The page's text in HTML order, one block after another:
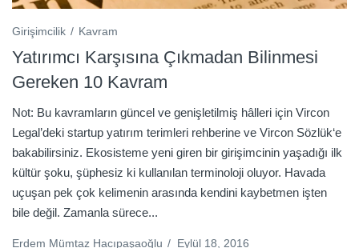
Girişimcilik Kavram
Yatırımcı Karşısına Çıkmadan Bilinmesi
Gereken 10 Kavram
Not: Bu kavramların güncel ve genişletilmiş hâlleri için Vircon
Legal’deki startup yatırım terimleri rehberine ve Vircon Sözlük‘e
bakabilirsiniz. Ekosisteme yeni giren bir girişimcinin yaşadığı ilk
kültür şoku, şüphesiz ki kullanılan terminoloji oluyor. Havada
uçuşan pek çok kelimenin arasında kendini kaybetmen işten
bile değil. Zamanla sürece...
Erdem Mümtaz Hacıpaşaoğlu / Eylül 18, 2016